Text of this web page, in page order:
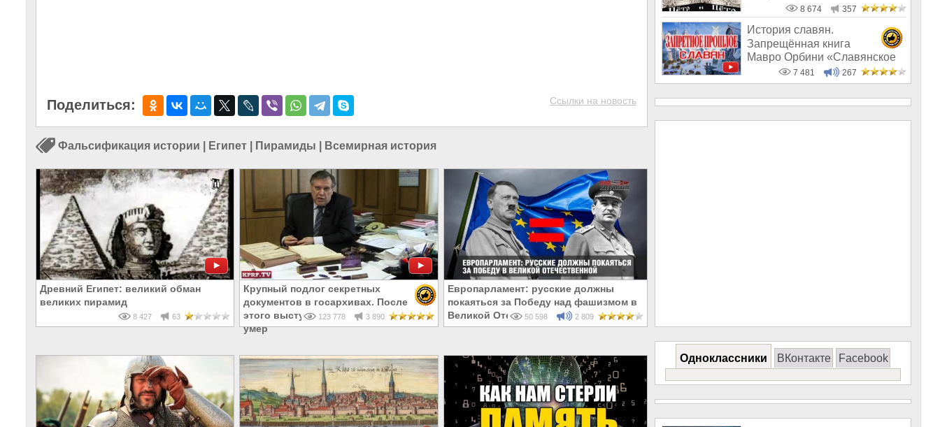
Поделиться: Ссылки на новость
Фальсификация истории Египет Пирамиды Всемирная история
Древний Египет: великий обман
великих пирамид
8 427 63
Крупный подлог секретных
документов в госархивах. После
этого выступления депутат Илюхин
умер
123 778 3 890
Европарламент: русские должны
покаяться за Победу над фашизмом в
Великой Отечественной войне
50 598 2 809
8 674 357
История славян.
Запрещённая книга
Мавро Орбини «Славянское
царство»7 481 267
Одноклассники ВКонтакте Facebook